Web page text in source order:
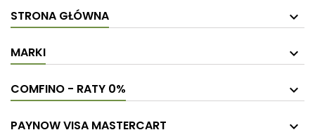
STRONA GŁÓWNA
MARKI
COMFINO - RATY 0%
PAYNOW VISA MASTERCART